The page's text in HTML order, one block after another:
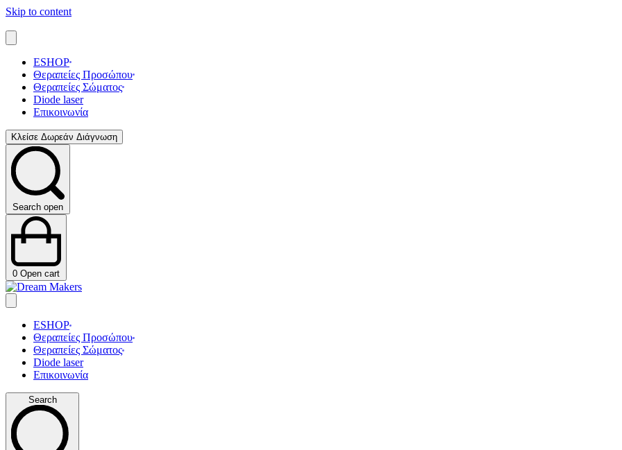
Skip to content
ESHOP
Θεραπείες Προσώπου
Θεραπείες Σώματος
Diode laser
Επικοινωνία
Κλείσε Δωρεάν Διάγνωση
Search open
0 Open cart
ESHOP
Θεραπείες Προσώπου
Θεραπείες Σώματος
Diode laser
Επικοινωνία
Search